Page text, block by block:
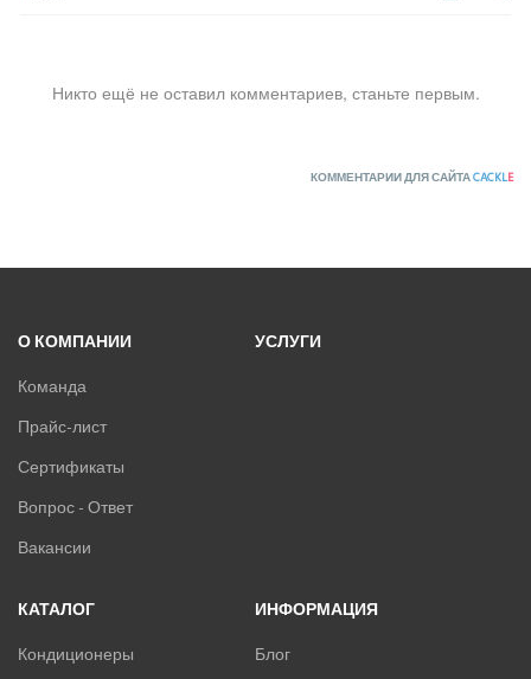
Никто ещё не оставил комментариев, станьте первым.
КОММЕНТАРИИ ДЛЯ САЙТАCACKLE
О КОМПАНИИ
Команда
Прайс-лист
Сертификаты
Вопрос - Ответ
Вакансии
УСЛУГИ
КАТАЛОГ
Кондиционеры
ИНФОРМАЦИЯ
Блог